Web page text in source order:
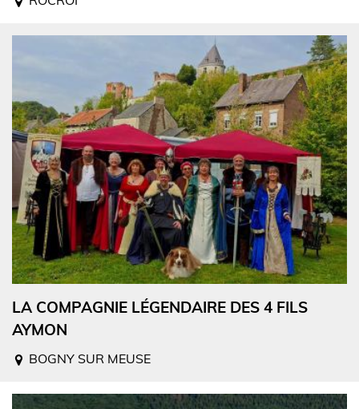
LA COMPAGNIE LÉGENDAIRE DES 4 FILS
AYMON
BOGNY SUR MEUSE